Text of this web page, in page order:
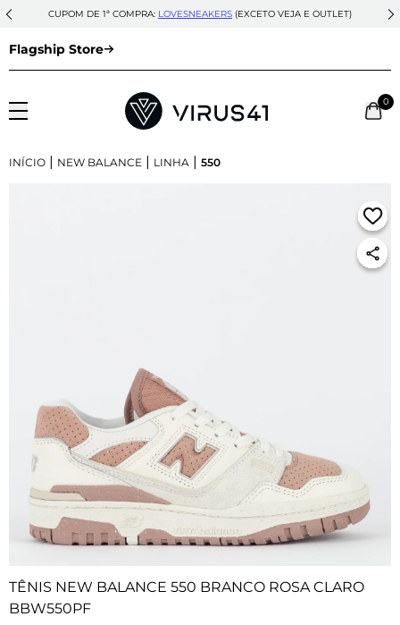
CUPOM DE 1ª COMPRA: LOVESNEAKERS (EXCETO VEJA E OUTLET)
Flagship Store
0
INÍCIO | NEW BALANCE | LINHA | 550
TÊNIS NEW BALANCE 550 BRANCO ROSA CLARO
BBW550PF